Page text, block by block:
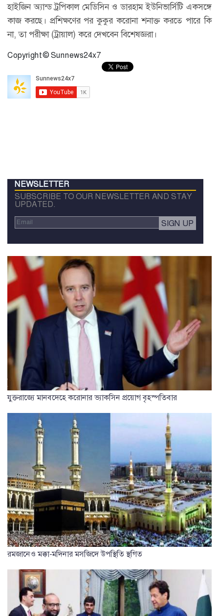
হাইজিন অ্যান্ড ট্রপিকাল মেডিসিন ও ডারহাম ইউনিভার্সিটি একসঙ্গে
কাজ করছে। প্রশিক্ষণের পর কুকুর করোনা শনাক্ত করতে পারে কি
না, তা পরীক্ষা (ট্রায়াল) করে দেখবেন বিশেষজ্ঞরা।
Copyright © Sunnews24x7
NEWSLETTER
SUBSCRIBE TO OUR NEWSLETTER AND STAY
UPDATED.
যুক্তরাজ্যে মানবদেহে করোনার ভ্যাকসিন প্রয়োগ বৃহস্পতিবার
রমজানেও মক্কা-মদিনার মসজিদে উপস্থিতি স্থগিত